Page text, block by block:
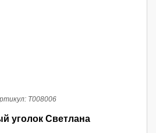
Т008006
уголок Светлана